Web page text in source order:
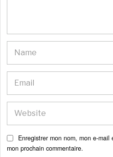
Enregistrer mon nom, mon e-
mon prochain commentaire.